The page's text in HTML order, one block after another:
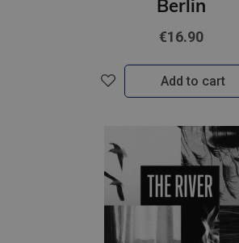
Berlin
€16.90
Add to cart